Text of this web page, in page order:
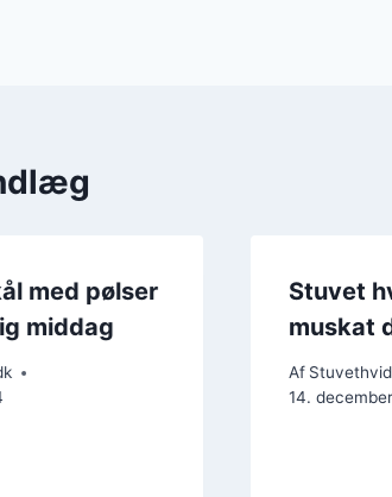
med pølser
middag
Stuvet
muskat
Af
14.